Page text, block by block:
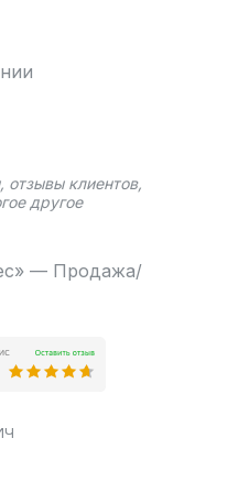
отзывы клиентов,
другое
— Продажа/